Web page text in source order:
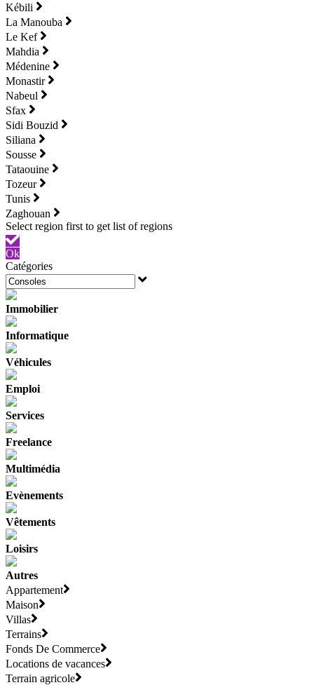
Kébili
La Manouba
Le Kef
Mahdia
Médenine
Monastir
Nabeul
Sfax
Sidi Bouzid
Siliana
Sousse
Tataouine
Tozeur
Tunis
Zaghouan
Ok
Catégories
Immobilier
Informatique
Véhicules
Emploi
Services
Freelance
Multimédia
Evènements
Vêtements
Loisirs
Autres
Appartement
Maison
Villas
Terrains
Fonds De Commerce
Locations de vacances
Terrain agricole